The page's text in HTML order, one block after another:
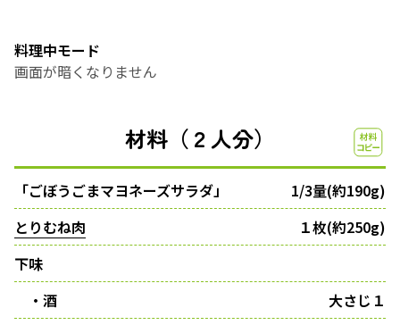
料理中モード
画面が暗くなりません
材料（２人分）
「ごぼうごまマヨネーズサラダ」
1/3量(約190g)
とりむね肉
１枚(約250g)
下味
・酒
大さじ１